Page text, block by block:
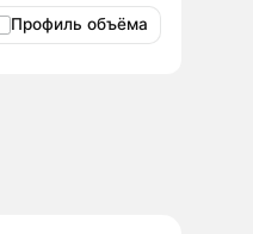
Профиль объёма